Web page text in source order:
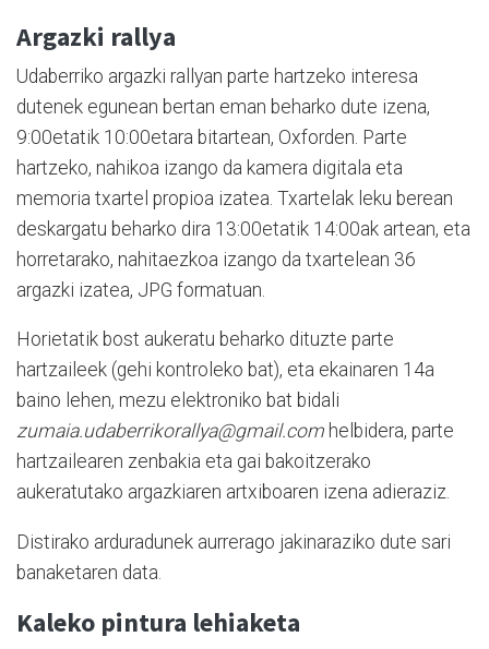
Argazki rallya
Udaberriko argazki rallyan parte hartzeko interesa
dutenek egunean bertan eman beharko dute izena,
9:00etatik 10:00etara bitartean, Oxforden. Parte
hartzeko, nahikoa izango da kamera digitala eta
memoria txartel propioa izatea. Txartelak leku berean
deskargatu beharko dira 13:00etatik 14:00ak artean, eta
horretarako, nahitaezkoa izango da txartelean 36
argazki izatea, JPG formatuan.
Horietatik bost aukeratu beharko dituzte parte
hartzaileek (gehi kontroleko bat), eta ekainaren 14a
baino lehen, mezu elektroniko bat bidali
zumaia.udaberrikorallya@gmail.com helbidera, parte
hartzailearen zenbakia eta gai bakoitzerako
aukeratutako argazkiaren artxiboaren izena adieraziz.
Distirako arduradunek aurrerago jakinaraziko dute sari
banaketaren data.
Kaleko pintura lehiaketa